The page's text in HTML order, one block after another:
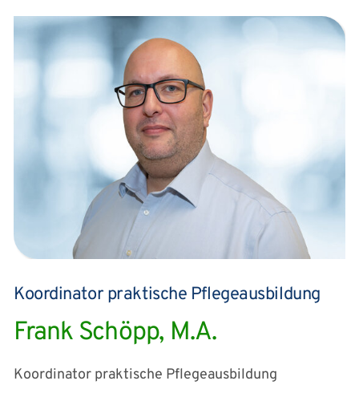
Koordinator praktische Pflegeausbildung
Frank Schöpp, M.A.
Koordinator praktische Pflegeausbildung